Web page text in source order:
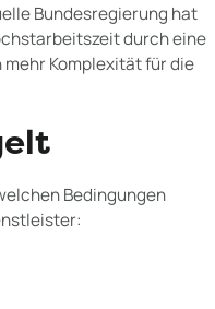
Bundesregierung hat
durch eine
Komplexität für die
Bedingungen